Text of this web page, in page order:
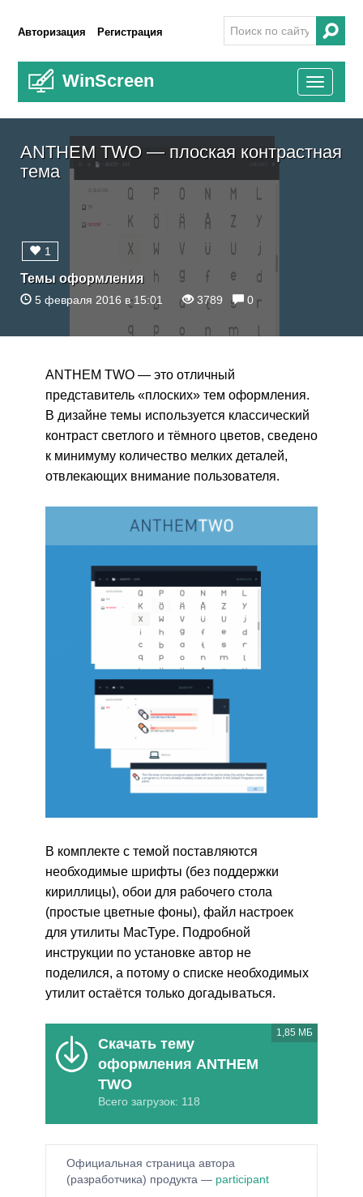
Авторизация Регистрация
WinScreen
Toggle
ANTHEM TWO — плоская контрастная
тема
Темы оформления
5 февраля 2016 в 15:01 3789 0
1
ANTHEM TWO — это отличный
представитель «плоских» тем оформления.
В дизайне темы используется классический
контраст светлого и тёмного цветов, сведено
к минимуму количество мелких деталей,
отвлекающих внимание пользователя.
В комплекте с темой поставляются
необходимые шрифты (без поддержки
кириллицы), обои для рабочего стола
(простые цветные фоны), файл настроек
для утилиты MacType. Подробной
инструкции по установке автор не
поделился, а потому о списке необходимых
утилит остаётся только догадываться.
Скачать тему
оформления ANTHEM
TWO
Всего загрузок: 118
1,85 МБ
Официальная страница автора
(разработчика) продукта — participant